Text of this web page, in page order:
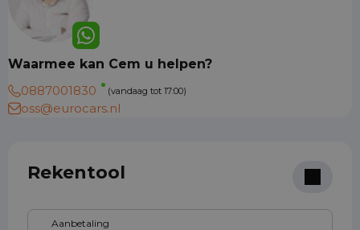
Waarmee kan Cem u helpen?
0887001830
(vandaag tot 17:00)
oss@eurocars.nl
Rekentool
Aanbetaling